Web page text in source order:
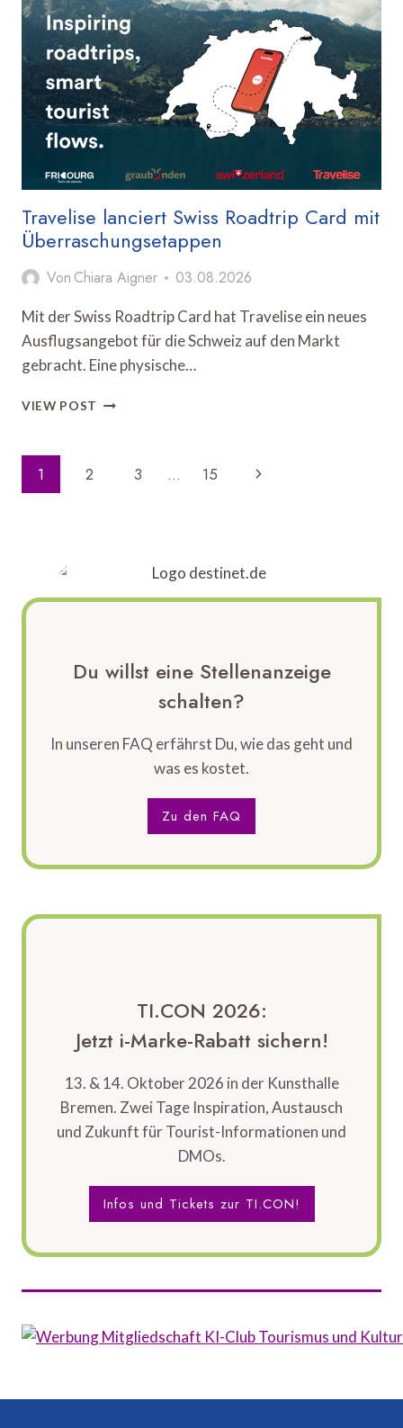
DAY
IN
FRANKFURT
AUS
Travelise lanciert Swiss Roadtrip Card mit
Überraschungsetappen
Von Chiara Aigner 03.08.2026
Mit der Swiss Roadtrip Card hat Travelise ein neues
Ausflugsangebot für die Schweiz auf den Markt
gebracht. Eine physische…
VIEW POST TRAVELISE
Seitennavigation
1 2 3 … 15
Nächste
Du willst eine Stellenanzeige
schalten?
In unseren FAQ erfährst Du, wie das geht und
was es kostet.
Zu den FAQ
TI.CON 2026:
Jetzt i-Marke-Rabatt sichern!
13. & 14. Oktober 2026 in der Kunsthalle
Bremen. Zwei Tage Inspiration, Austausch
und Zukunft für Tourist-Informationen und
DMOs.
Infos und Tickets zur TI.CON!